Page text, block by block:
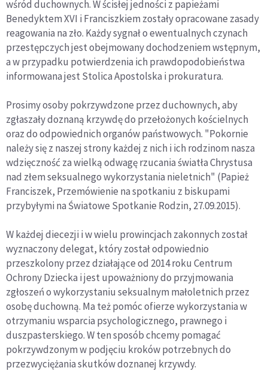
wśród duchownych. W ścisłej jedności z papieżami
Benedyktem XVI i Franciszkiem zostały opracowane zasady
reagowania na zło. Każdy sygnał o ewentualnych czynach
przestępczych jest obejmowany dochodzeniem wstępnym,
a w przypadku potwierdzenia ich prawdopodobieństwa
informowana jest Stolica Apostolska i prokuratura.
Prosimy osoby pokrzywdzone przez duchownych, aby
zgłaszały doznaną krzywdę do przełożonych kościelnych
oraz do odpowiednich organów państwowych. "Pokornie
należy się z naszej strony każdej z nich i ich rodzinom nasza
wdzięczność za wielką odwagę rzucania światła Chrystusa
nad złem seksualnego wykorzystania nieletnich" (Papież
Franciszek, Przemówienie na spotkaniu z biskupami
przybyłymi na Światowe Spotkanie Rodzin, 27.09.2015).
W każdej diecezji i w wielu prowincjach zakonnych został
wyznaczony delegat, który został odpowiednio
przeszkolony przez działające od 2014 roku Centrum
Ochrony Dziecka i jest upoważniony do przyjmowania
zgłoszeń o wykorzystaniu seksualnym małoletnich przez
osobę duchowną. Ma też pomóc ofierze wykorzystania w
otrzymaniu wsparcia psychologicznego, prawnego i
duszpasterskiego. W ten sposób chcemy pomagać
pokrzywdzonym w podjęciu kroków potrzebnych do
przezwyciężania skutków doznanej krzywdy.